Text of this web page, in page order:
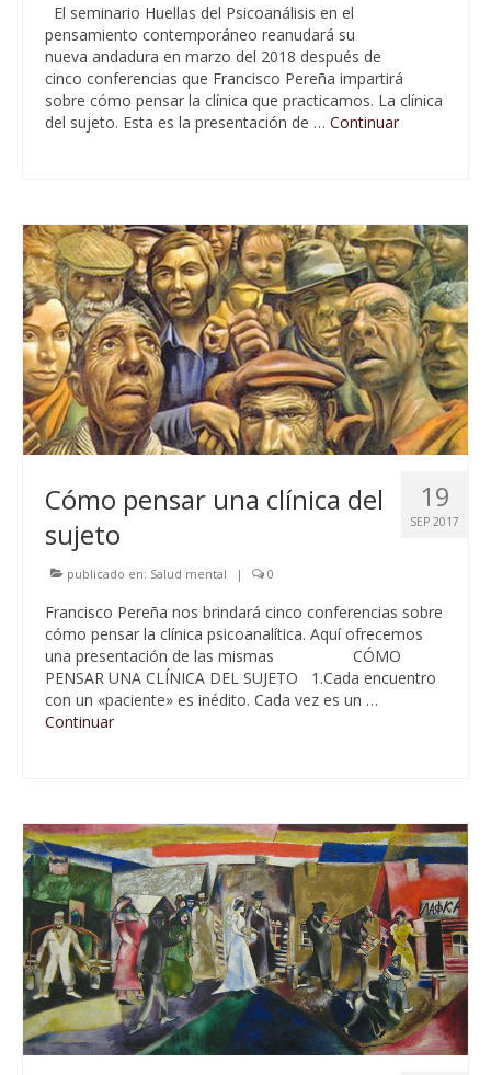
El seminario Huellas del Psicoanálisis en el
pensamiento contemporáneo reanudará su
nueva andadura en marzo del 2018 después de
cinco conferencias que Francisco Pereña impartirá
sobre cómo pensar la clínica que practicamos. La clínica
del sujeto. Esta es la presentación de … Continuar
19
SEP 2017
Cómo pensar una clínica del
sujeto
publicado en: Salud mental | 0
Francisco Pereña nos brindará cinco conferencias sobre
cómo pensar la clínica psicoanalítica. Aquí ofrecemos
una presentación de las mismas CÓMO
PENSAR UNA CLÍNICA DEL SUJETO 1.Cada encuentro
con un «paciente» es inédito. Cada vez es un …
Continuar